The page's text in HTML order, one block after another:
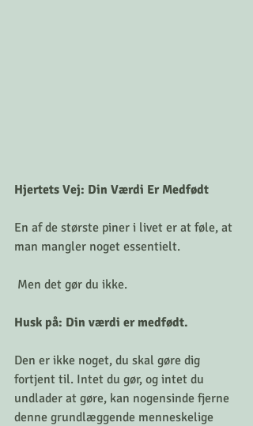
Hjertets Vej: Din Værdi Er Medfødt
En af de største piner i livet er at føle, at
man mangler noget essentielt.
Men det gør du ikke.
Husk på: Din værdi er medfødt.
Den er ikke noget, du skal gøre dig
fortjent til. Intet du gør, og intet du
undlader at gøre, kan nogensinde fjerne
denne grundlæggende menneskelige